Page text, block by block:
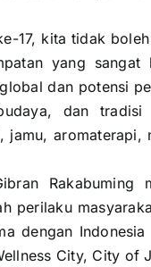
17, kita tidak
yang
dan potensi
dan
Rakabuming
perilaku
dengan
City, City of